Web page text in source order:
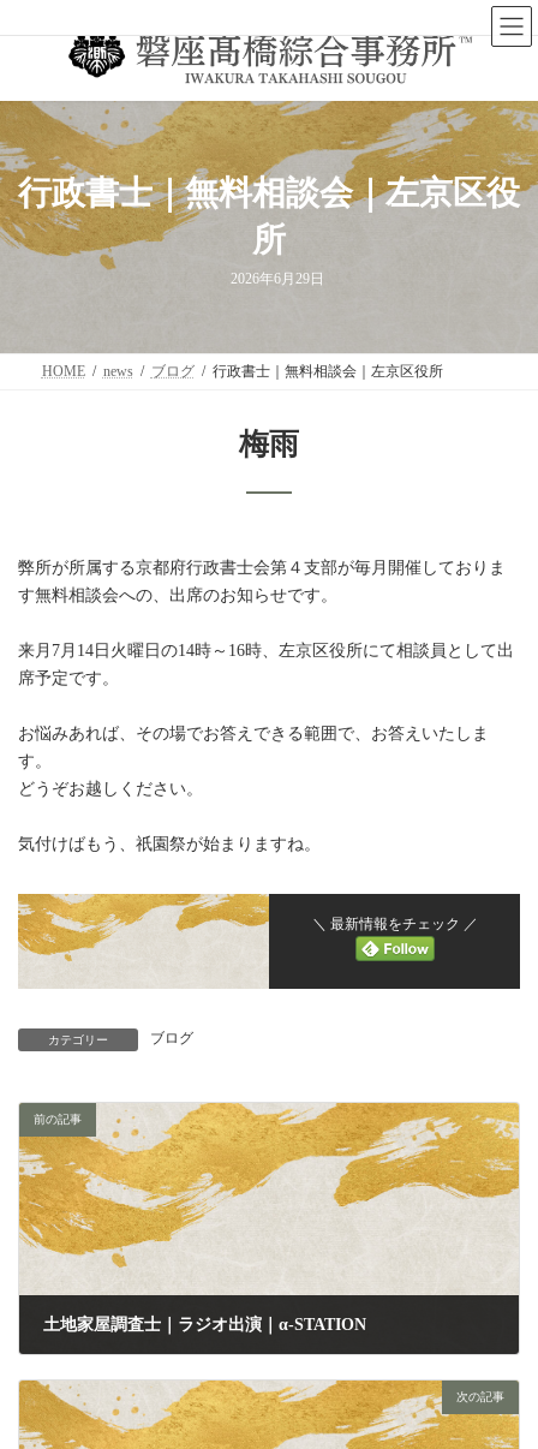
ン
へ
ス
キ
ッ
プ
ビ
ョ
ン
に
移
動行政書士｜無料相談会｜左京区役
所
2026年6月29日
HOME news ブログ 行政書士｜無料相談会｜左京区役所
梅雨
弊所が所属する京都府行政書士会第４支部が毎月開催しておりま
す無料相談会への、出席のお知らせです。
来月7月14日火曜日の14時～16時、左京区役所にて相談員として出
席予定です。
お悩みあれば、その場でお答えできる範囲で、お答えいたしま
す。
どうぞお越しください。
気付けばもう、祇園祭が始まりますね。
＼ 最新情報をチェック ／
カテゴリー ブログ
前の記事
土地家屋調査士｜ラジオ出演｜α-STATION
次の記事